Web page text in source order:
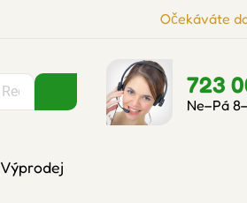
Očekáváte
723
Ne–Pá
Výprodej